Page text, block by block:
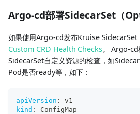
Argo-cd部署SidecarSet（
如果使用Argo-cd发布Kruise SidecarSet
Custom CRD Health Checks。 Argo-cd
SidecarSet自定义资源的检查，如
Pod是否ready等，如下：
apiVersion :
v1
kind :
ConfigMap